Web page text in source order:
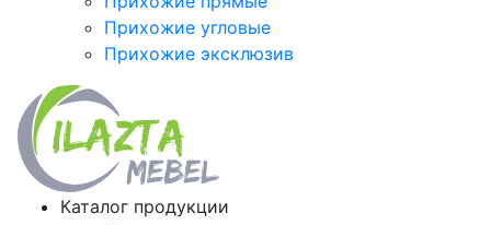
Прихожие угловые
Прихожие эксклюзив
Каталог продукции